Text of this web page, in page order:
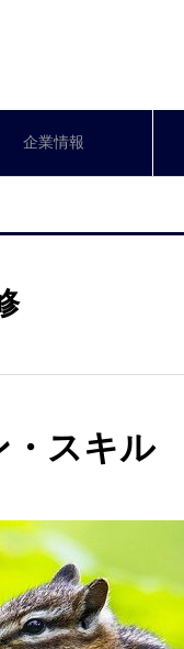
企業情報
スキル